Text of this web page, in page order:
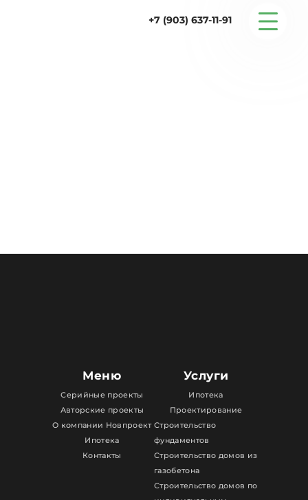
+7 (903) 637-11-91
Статьи
Меню
Серийные проекты
Авторские проекты
О компании Новпроект
Ипотека
Контакты
Услуги
Ипотека
Проектирование
Строительство
фундаментов
Строительство домов из
газобетона
Строительство домов по